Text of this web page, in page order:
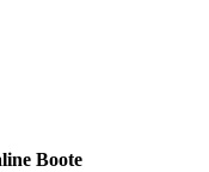
Boote